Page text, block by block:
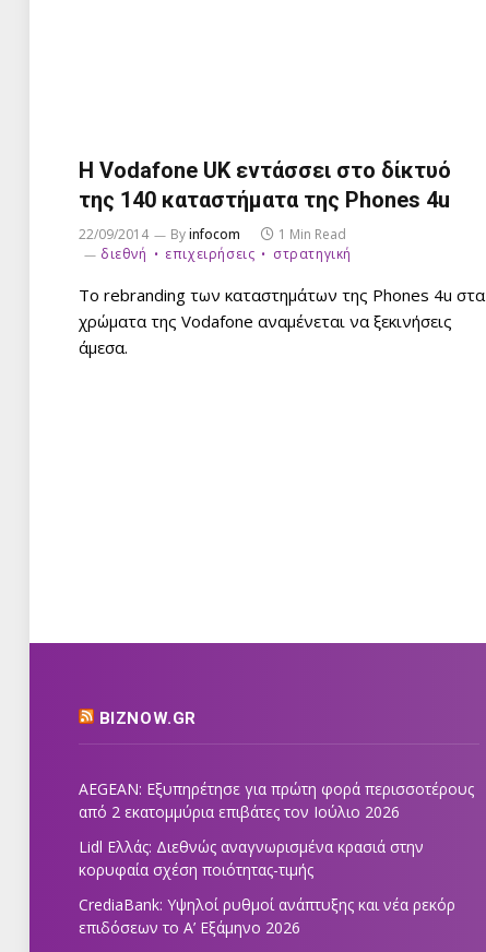
Η Vodafone UK εντάσσει στο δίκτυό
της 140 καταστήματα της Phones 4u
22/09/2014 Byinfocom
1 Min Read
διεθνή
επιχειρήσεις στρατηγική
Το rebranding των καταστημάτων της Phones 4u στα
χρώματα της Vodafone αναμένεται να ξεκινήσεις
άμεσα.
BIZNOW.GR
AEGEAN: Εξυπηρέτησε για πρώτη φορά περισσοτέρους
από 2 εκατομμύρια επιβάτες τον Ιούλιο 2026
Lidl Ελλάς: Διεθνώς αναγνωρισμένα κρασιά στην
κορυφαία σχέση ποιότητας-τιμής
CrediaBank: Υψηλοί ρυθμοί ανάπτυξης και νέα ρεκόρ
επιδόσεων το Α’ Εξάμηνο 2026